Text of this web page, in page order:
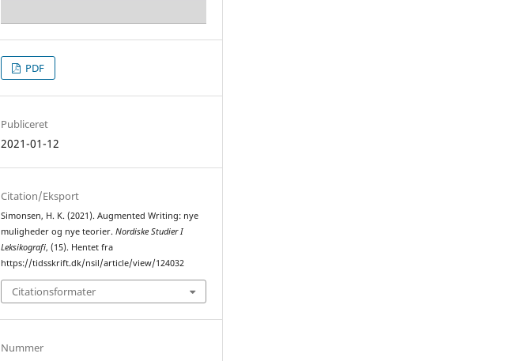
PDF
Publiceret
2021-01-12
Citation/Eksport
Simonsen, H. K. (2021). Augmented Writing: nye
muligheder og nye teorier.Nordiske Studier I
Leksikografi, (15). Hentet fra
https://tidsskrift.dk/nsil/article/view/124032
Citationsformater
Nummer